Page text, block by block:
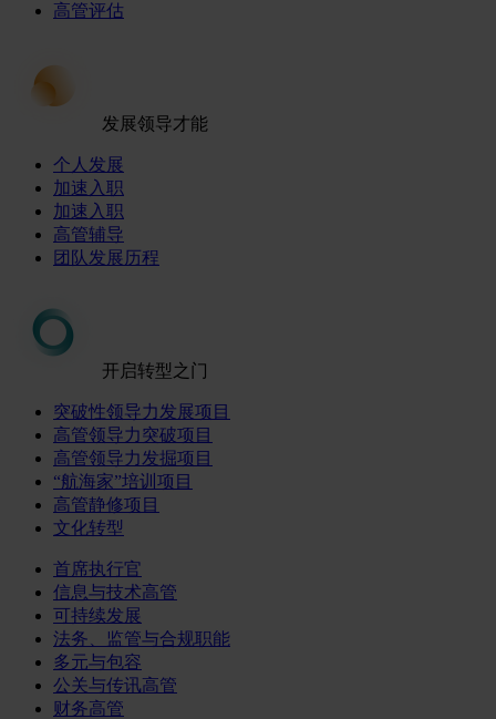
高管评估
发展领导才能
个人发展
加速入职
加速入职
高管辅导
团队发展历程
开启转型之门
突破性领导力发展项目
高管领导力突破项目
高管领导力发掘项目
“航海家”培训项目
高管静修项目
文化转型
首席执行官
信息与技术高管
可持续发展
法务、监管与合规职能
多元与包容
公关与传讯高管
财务高管